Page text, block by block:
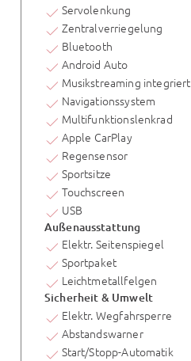
Servolenkung
Zentralverriegelung
Bluetooth
Android Auto
Musikstreaming integriert
Navigationssystem
Multifunktionslenkrad
Apple CarPlay
Regensensor
Sportsitze
Touchscreen
USB
Außenausstattung
Elektr. Seitenspiegel
Sportpaket
Leichtmetallfelgen
Sicherheit & Umwelt
Elektr. Wegfahrsperre
Abstandswarner
Start/Stopp-Automatik